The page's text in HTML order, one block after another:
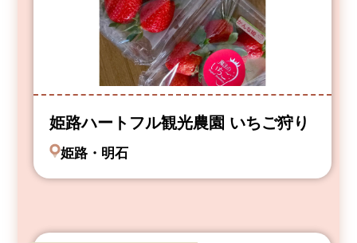
姫路ハートフル観光農園 いちご狩り
姫路・明石